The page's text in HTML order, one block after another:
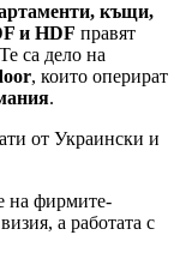
къщи,
и HDF правят
са дело на
, които оперират
.
от Украински и
на фирмите-
а работата с